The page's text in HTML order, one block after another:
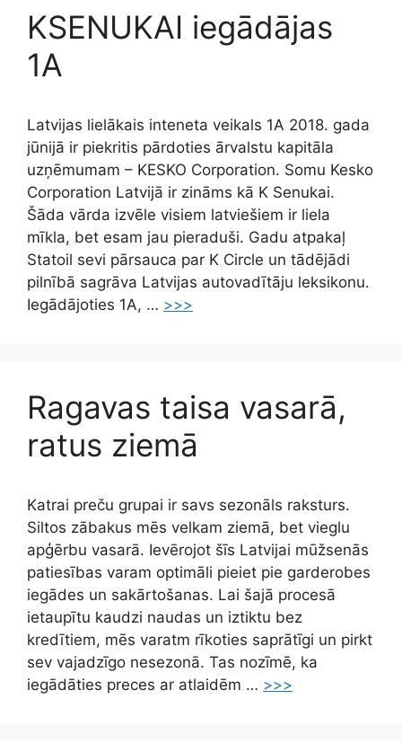
KSENUKAI iegādājas
1A
Latvijas lielākais inteneta veikals 1A 2018. gada
jūnijā ir piekritis pārdoties ārvalstu kapitāla
uzņēmumam – KESKO Corporation. Somu Kesko
Corporation Latvijā ir zināms kā K Senukai.
Šāda vārda izvēle visiem latviešiem ir liela
mīkla, bet esam jau pieraduši. Gadu atpakaļ
Statoil sevi pārsauca par K Circle un tādējādi
pilnībā sagrāva Latvijas autovadītāju leksikonu.
Iegādājoties 1A, … >>>
Ragavas taisa vasarā,
ratus ziemā
Katrai preču grupai ir savs sezonāls raksturs.
Siltos zābakus mēs velkam ziemā, bet vieglu
apģērbu vasarā. Ievērojot šīs Latvijai mūžsenās
patiesības varam optimāli pieiet pie garderobes
iegādes un sakārtošanas. Lai šajā procesā
ietaupītu kaudzi naudas un iztiktu bez
kredītiem, mēs varatm rīkoties saprātīgi un pirkt
sev vajadzīgo nesezonā. Tas nozīmē, ka
iegādāties preces ar atlaidēm … >>>